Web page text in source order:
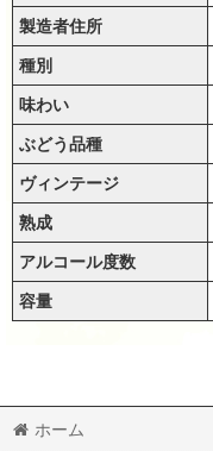
製造者住所
種別
味わい
ぶどう品種
ヴィンテージ
熟成
アルコール度数
容量
ホーム